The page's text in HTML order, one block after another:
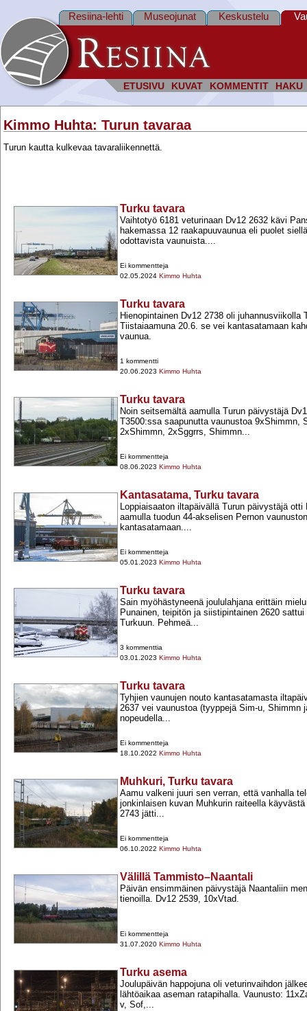
ETUSIVU KUVAT KOMMENTIT HAKU
Resiina-lehti Museojunat Keskustelu
Kimmo Huhta: Turun tavaraa
Turun kautta kulkevaa tavaraliikennettä.
Turku tavara
Vaihtotyö 6181 veturinaan Dv12 2632 kävi
hakemassa 12 raakapuuvaunua eli puolet
odottavista vaunuista....
Ei kommentteja
02.05.2024 Kimmo Huhta
Turku tavara
Hienopintainen Dv12 2738 oli juhannusviikolla
Tiistaiaamuna 20.6. se vei kantasatamaan
vaunua.
1 kommentti
20.06.2023 Kimmo Huhta
Turku tavara
Noin seitsemältä aamulla Turun päivystäjä
T3500:ssa saapunutta vaunustoa 9xShimmn,
2xShimmn, 2xSggrrs, Shimmn...
Ei kommentteja
08.06.2023 Kimmo Huhta
Kantasatama, Turku tavara
Loppiaisaaton iltapäivällä Turun päivystäjä otti
aamulla tuodun 44-​akselisen Pernon
kantasatamaan....
Ei kommentteja
05.01.2023 Kimmo Huhta
Turku tavara
Sain myöhästyneenä joululahjana erittäin
Punainen, teipitön ja siistipintainen 2620
Turkuun. Pehmeä...
3 kommenttia
03.01.2023 Kimmo Huhta
Turku tavara
Tyhjien vaunujen nouto kantasatamasta
2637 vei vaunustoa (tyyppejä Sim-​u, Shimmn
nopeudella...
Ei kommentteja
18.10.2022 Kimmo Huhta
Muhkuri, Turku tavara
Aamu valkeni juuri sen verran, että vanhalla
jonkinlaisen kuvan Muhkurin raiteella
2743 jätti...
Ei kommentteja
06.10.2022 Kimmo Huhta
Välillä Tammisto–Naantali
Päivän ensimmäinen päivystäjä Naantaliin
tienoilla. Dv12 2539, 10xVtad.
Ei kommentteja
31.07.2020 Kimmo Huhta
Turku asema
Joulupäivän happojuna oli veturinvaihdon
lähtöaikaa aseman ratapihalla. Vaunusto:
v, Sof,...